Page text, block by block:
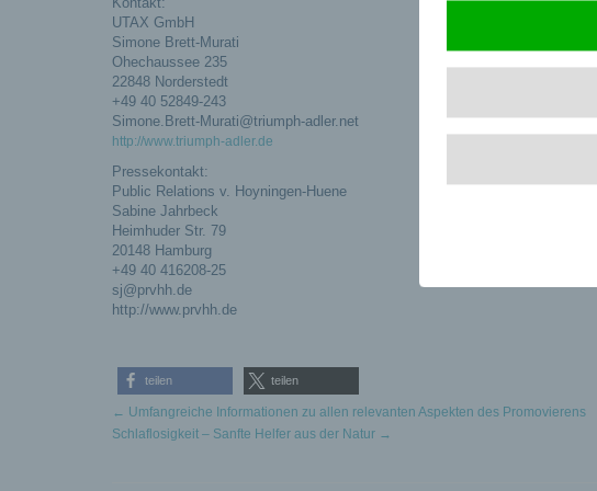
UTAX GmbH
Simone Brett-Murati
Ohechaussee 235
22848 Norderstedt
+49 40 52849-243
Simone.Brett-Murati@triumph-adler.net
http://www.triumph-adler.de
Pressekontakt:
Public Relations v. Hoyningen-Huene
Sabine Jahrbeck
Heimhuder Str. 79
20148 Hamburg
+49 40 416208-25
sj@prvhh.de
http://www.prvhh.de
teilen teilen
← Umfangreiche Informationen zu allen relevanten Aspekten des Promovierens
Schlaflosigkeit – Sanfte Helfer aus der Natur →